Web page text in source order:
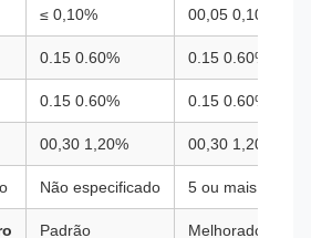
≤ 0,10% 00,05 0,10%
0.15 0.60% 0.15 0.60%
0.15 0.60% 0.15 0.60%
00,30 1,20% 00,30 1,20%
Não especificado 5 ou mais grosso
Padrão Melhorado